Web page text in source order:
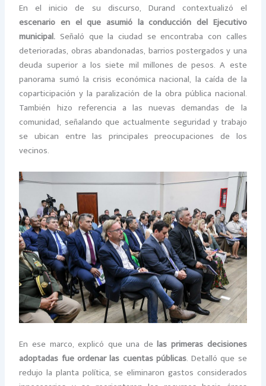
En el inicio de su discurso, Durand contextualizó el
escenario en el que asumió la conducción del Ejecutivo
municipal. Señaló que la ciudad se encontraba con calles
deterioradas, obras abandonadas, barrios postergados y una
deuda superior a los siete mil millones de pesos. A este
panorama sumó la crisis económica nacional, la caída de la
coparticipación y la paralización de la obra pública nacional.
También hizo referencia a las nuevas demandas de la
comunidad, señalando que actualmente seguridad y trabajo
se ubican entre las principales preocupaciones de los
vecinos.
En ese marco, explicó que una delas primeras decisiones
adoptadas fue ordenar las cuentas públicas. Detalló que se
redujo la planta política, se eliminaron gastos considerados